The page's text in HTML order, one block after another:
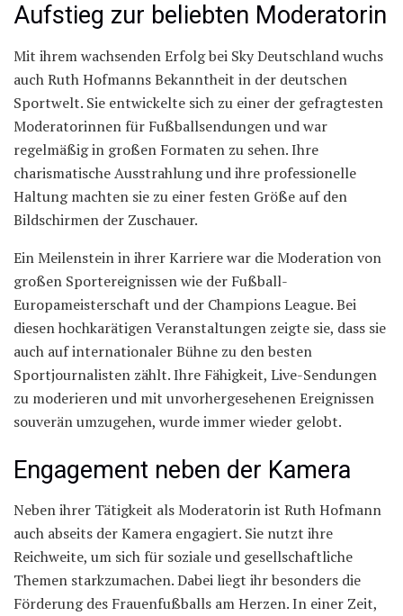
Aufstieg zur beliebten Moderatorin
Mit ihrem wachsenden Erfolg bei Sky Deutschland wuchs
auch Ruth Hofmanns Bekanntheit in der deutschen
Sportwelt. Sie entwickelte sich zu einer der gefragtesten
Moderatorinnen für Fußballsendungen und war
regelmäßig in großen Formaten zu sehen. Ihre
charismatische Ausstrahlung und ihre professionelle
Haltung machten sie zu einer festen Größe auf den
Bildschirmen der Zuschauer.
Ein Meilenstein in ihrer Karriere war die Moderation von
großen Sportereignissen wie der Fußball-
Europameisterschaft und der Champions League. Bei
diesen hochkarätigen Veranstaltungen zeigte sie, dass sie
auch auf internationaler Bühne zu den besten
Sportjournalisten zählt. Ihre Fähigkeit, Live-Sendungen
zu moderieren und mit unvorhergesehenen Ereignissen
souverän umzugehen, wurde immer wieder gelobt.
Engagement neben der Kamera
Neben ihrer Tätigkeit als Moderatorin ist Ruth Hofmann
auch abseits der Kamera engagiert. Sie nutzt ihre
Reichweite, um sich für soziale und gesellschaftliche
Themen starkzumachen. Dabei liegt ihr besonders die
Förderung des Frauenfußballs am Herzen. In einer Zeit,